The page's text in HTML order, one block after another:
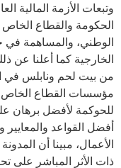
وتبعات الأزمة المالية
الحكومة والقطاع الخاص
الوطني، والمساهمة في
الخارجية كما أعلنا
من بيت لحم ونابلس في
مؤسسات القطاع الخاص
للحوكمة لأفضل برهان
أفضل القواعد والمعايير
الأعمال، مبينا أن
ذات الأثر المباشر على